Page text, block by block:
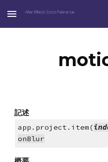
Skip to main content
記述
app.project.item(
onBlur